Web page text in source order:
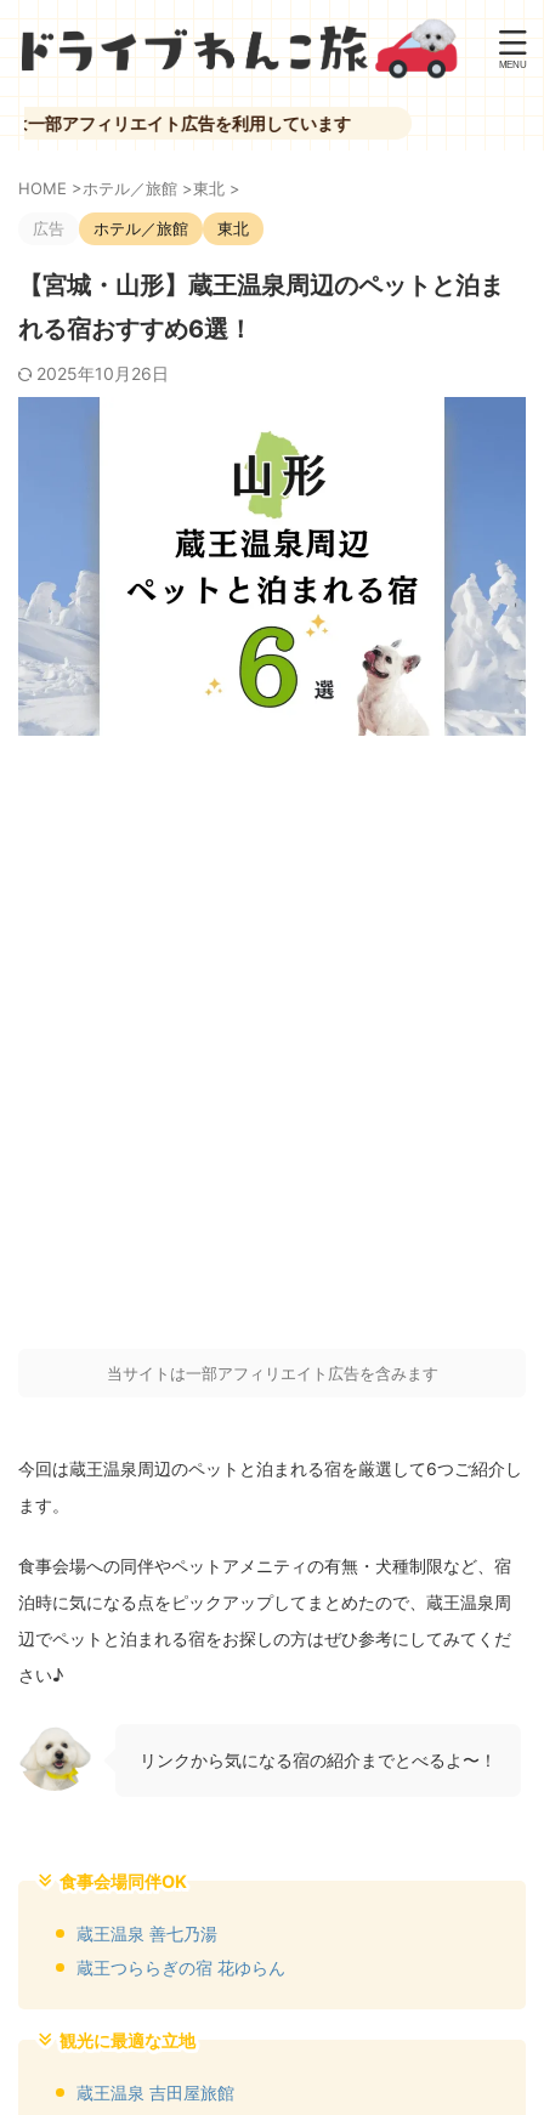
ィリエイト広告を利用しています
HOME >ホテル／旅館 >東北 >
広告 ホテル／旅館 東北
【宮城・山形】蔵王温泉周辺のペットと泊ま
れる宿おすすめ6選！
2025年10月26日
当サイトは一部アフィリエイト広告を含みます
今回は蔵王温泉周辺のペットと泊まれる宿を厳選して6つご紹介し
ます。
食事会場への同伴やペットアメニティの有無・犬種制限など、宿
泊時に気になる点をピックアップしてまとめたので、蔵王温泉周
辺でペットと泊まれる宿をお探しの方はぜひ参考にしてみてくだ
さい♪
リンクから気になる宿の紹介までとべるよ〜！
食事会場同伴OK
蔵王温泉 善七乃湯
蔵王つららぎの宿 花ゆらん
観光に最適な立地
蔵王温泉 吉田屋旅館